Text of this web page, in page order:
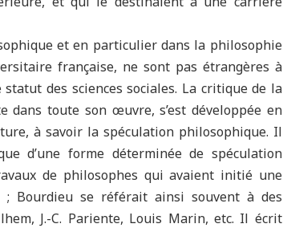
et en particulier dans la philosophie
française, ne sont pas étrangères à
des sciences sociales. La critique de la
toute son œuvre, s’est développée en
à savoir la spéculation philosophique. Il
d’une forme déterminée de spéculation
de philosophes qui avaient initié une
; Bourdieu se référait ainsi souvent à des
J.-C. Pariente, Louis Marin, etc. Il écrit